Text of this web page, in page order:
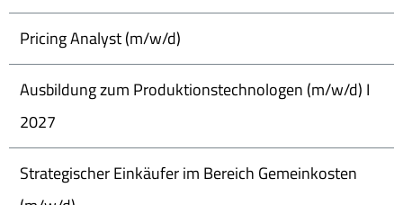
Pricing Analyst (m/w/d)
Ausbildung zum Produktionstechnologen (m/w/d) I
2027
Strategischer Einkäufer im Bereich Gemeinkosten